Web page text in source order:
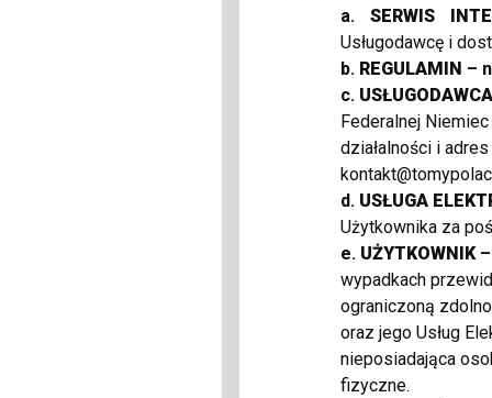
a. SERWIS
Usługodawcę i
b. REGULAMIN –
c. USŁUGODAWCA
Federalnej
działalności i
d. USŁUGA
Użytkownika za
e. UŻYTKOWNIK–
wypadkach
ograniczoną
oraz jego Usług
nieposiadająca
fizyczne.
Frytkownica
Premium